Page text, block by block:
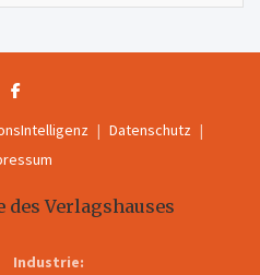
Datenschutz
des Verlagshauses
Industrie: